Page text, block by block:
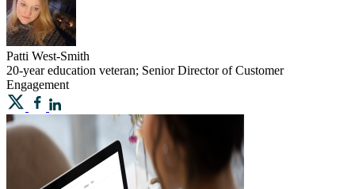
Patti West-Smith
20-year education veteran; Senior Director of Customer
Engagement